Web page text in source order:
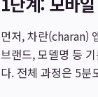
먼저, 차란(charan)
브랜드, 모델명 등
다. 전체 과정은 5분